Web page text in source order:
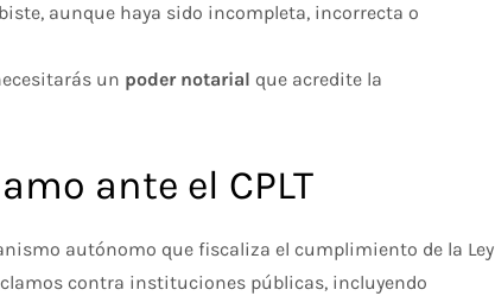
aunque haya sido incompleta, incorrecta o
un poder notarial que acredite la
ante el CPLT
autónomo que fiscaliza el cumplimiento de la Ley
contra instituciones públicas, incluyendo